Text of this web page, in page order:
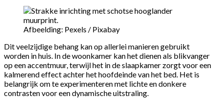
Afbeelding: Pexels / Pixabay
Dit veelzijdige behang kan op allerlei manieren gebruikt
worden in huis. In de woonkamer kan het dienen als blikvanger
op een accentmuur, terwijl het in de slaapkamer zorgt voor een
kalmerend effect achter het hoofdeinde van het bed. Het is
belangrijk om te experimenteren met lichte en donkere
contrasten voor een dynamische uitstraling.